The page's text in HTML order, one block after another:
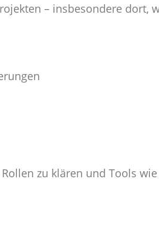
– insbesondere dort,
zu klären und Tools